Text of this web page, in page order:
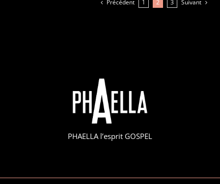
Précédent 1 2 3 Suivant
PHAELLA l’esprit GOSPEL